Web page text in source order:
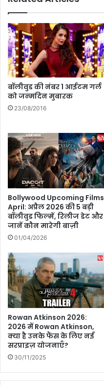
अं
क
ता
लि
का
में
पी
छे
क्यों
:
N
E
E
K
का
ह
रि
व्यू
आ
या
सा
ने
,
दे
खें
लो
की
प
ह
ली
प्र
ति
क्रि
या
!
बॉलीवुड की नंबर 1 आईटम गर्ल
को जन्‍मदिन मुबारक
23/08/2016
Bollywood Upcoming Films
April: अप्रैल 2026 की 5 बड़ी
बॉलीवुड फिल्में, रिलीज डेट और
जानें कौन मारेगी बाज़ी
01/04/2026
Rowan Atkinson 2026:
2026 में Rowan Atkinson,
क्या है उनके फैंस के लिए नई
सरप्राइज़ योजनाएँ?
30/11/2025